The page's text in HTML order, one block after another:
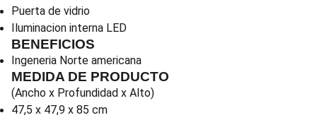
Puerta de vidrio
Iluminacion interna LED
BENEFICIOS
Ingeneria Norte americana
MEDIDA DE PRODUCTO
(Ancho x Profundidad x Alto)
47,5 x 47,9 x 85 cm